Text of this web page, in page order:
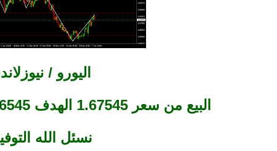
اليورو /
البيع من سعر 1.67545 الهدف 1.66545 الأستوب 1.68045
نسئل الله